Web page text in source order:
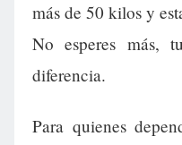
más de 50 kilos y
No esperes más,
diferencia.
Para quienes